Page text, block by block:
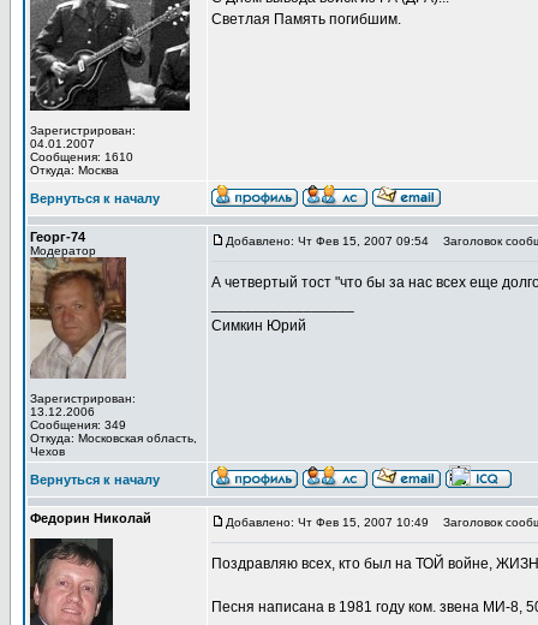
Зарегистрирован:
04.01.2007
Сообщения: 1610
Откуда: Москва
Светлая Память погибшим.
Вернуться к началу
Георг-74
Модератор
Зарегистрирован:
13.12.2006
Сообщения: 349
Откуда: Московская область,
Чехов
Добавлено: Чт Фев 15, 2007 09:54 Заголовок
А четвертый тост "что бы за нас всех еще
Симкин Юрий
Вернуться к началу
Федорин Николай Добавлено: Чт Фев 15, 2007 10:49 Заголовок
Поздравляю всех, кто был на ТОЙ войне,
Песня написана в 1981 году ком. звена МИ-